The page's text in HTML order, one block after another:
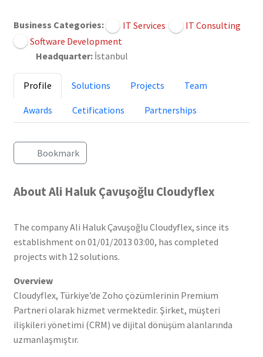
Privacy Policy
Business Categories: IT Services
IT Consulting
Software Development
Headquarter: İstanbul
Profile Solutions Projects Team
Awards Cetifications Partnerships
Bookmark
About Ali Haluk Çavuşoğlu Cloudyflex
The company Ali Haluk Çavuşoğlu Cloudyflex, since its
establishment on 01/01/2013 03:00, has completed
projects with 12 solutions.
Overview
Cloudyflex, Türkiye’de Zoho çözümlerinin Premium
Partneri olarak hizmet vermektedir. Şirket, müşteri
ilişkileri yönetimi (CRM) ve dijital dönüşüm alanlarında
uzmanlaşmıştır.